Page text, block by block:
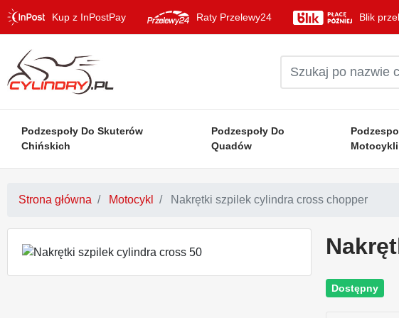
Kup z InPostPay Raty Przelewy24 Blik
Podzespoły Do Skuterów
Chińskich
Podzespoły Do
Quadów
Motocykli
Strona główna Motocykl Nakrętki szpilek cylindra cross chopper
Dostępny